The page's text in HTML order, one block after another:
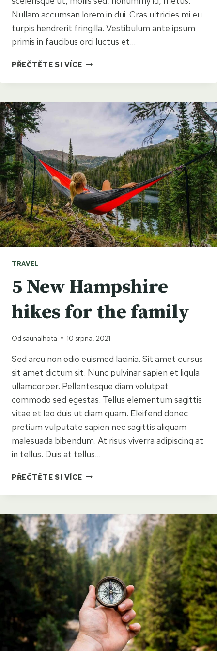
Nullam accumsan lorem in dui. Cras ultricies mi eu
turpis hendrerit fringilla. Vestibulum ante ipsum
primis in faucibus orci luctus et…
PŘEČTĚTE SI VÍCEHOW
CAN
LIFESTYLE
TRAVEL
5 New Hampshire
hikes for the family
Od saunalhota 10 srpna, 2021
Sed arcu non odio euismod lacinia. Sit amet cursus
sit amet dictum sit. Nunc pulvinar sapien et ligula
ullamcorper. Pellentesque diam volutpat
commodo sed egestas. Tellus elementum sagittis
vitae et leo duis ut diam quam. Eleifend donec
pretium vulputate sapien nec sagittis aliquam
malesuada bibendum. At risus viverra adipiscing at
in tellus. Duis at tellus…
PŘEČTĚTE SI VÍCE5
HAMPSHIRE
FOR
THE
FAMILY